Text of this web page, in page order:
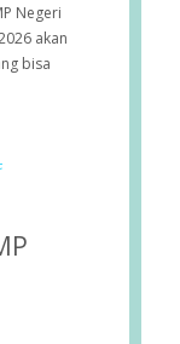
Negeri
akan
bisa